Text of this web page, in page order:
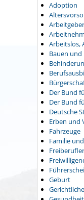
Adoption
Arbeitgeber
Arbeitslos,
Bauen
Der Bund
Der Bund
Deutsche
Erben und
Fahrzeuge
Familie
Freiberufler
Geburt